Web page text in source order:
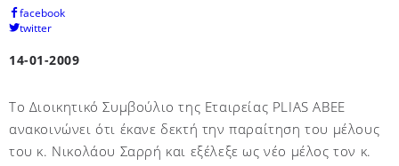
facebook
twitter
14-01-2009
Το Διοικητικό Συμβούλιο της Εταιρείας PLIAS ABEE
ανακοινώνει ότι έκανε δεκτή την παραίτηση του μέλους
του κ. Νικολάου Σαρρή και εξέλεξε ως νέο μέλος τον κ.